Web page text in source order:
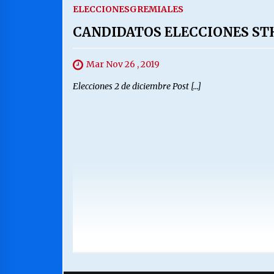
ELECCIONESGREMIALES
CANDIDATOS ELECCIONES
Mar Nov 26 , 2019
Elecciones 2 de diciembre Post […]